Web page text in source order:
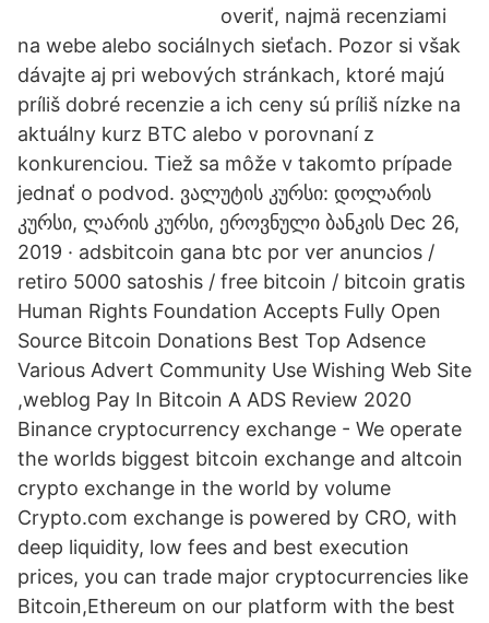
overiť, najmä recenziami
na webe alebo sociálnych sieťach. Pozor si však
dávajte aj pri webových stránkach, ktoré majú
príliš dobré recenzie a ich ceny sú príliš nízke na
aktuálny kurz BTC alebo v porovnaní z
konkurenciou. Tiež sa môže v takomto prípade
jednať o podvod. ვალუტის კურსი: დოლარის
კურსი, ლარის კურსი, ეროვნული ბანკის Dec 26,
2019 · adsbitcoin gana btc por ver anuncios /
retiro 5000 satoshis / free bitcoin / bitcoin gratis
Human Rights Foundation Accepts Fully Open
Source Bitcoin Donations Best Top Adsence
Various Advert Community Use Wishing Web Site
,weblog Pay In Bitcoin A ADS Review 2020
Binance cryptocurrency exchange - We operate
the worlds biggest bitcoin exchange and altcoin
crypto exchange in the world by volume
Crypto.com exchange is powered by CRO, with
deep liquidity, low fees and best execution
prices, you can trade major cryptocurrencies like
Bitcoin,Ethereum on our platform with the best